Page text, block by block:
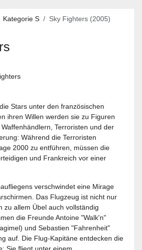
Kategorie S Sky Fighters (2005)
Stars unter den französischen
ihren Willen werden sie zu Figuren
Terroristen und der
Während die Terroristen
2000 zu entführen, müssen die
und Frankreich vor einer
verschwindet eine Mirage
Das Flugzeug ist nicht nur
zu allem Übel auch vollständig
die Freunde Antoine "Walk'n"
und Sebastien "Fahrenheit"
auf. Die Flug-Kapitäne entdecken die
Sie fliegt unter einem